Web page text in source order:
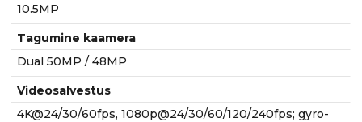
10.5MP
Tagumine kaamera
Dual 50MP / 48MP
Videosalvestus
4K@24/30/60fps, 1080p@24/30/60/120/240fps; gyro-